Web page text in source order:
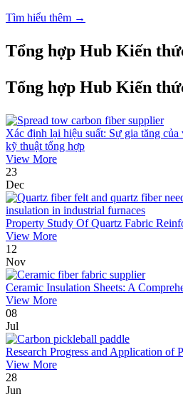
Tìm hiểu thêm →
Tổng hợp Hub Kiến
Tổng hợp Hub Kiến
Xác định lại hiệu suất: Sự gia tăng
kỹ thuật tổng hợp
View More
23
Dec
Property Study Of Quartz Fabric
View More
12
Nov
Ceramic Insulation Sheets: A
View More
08
Jul
Research Progress and Application of
View More
28
Jun